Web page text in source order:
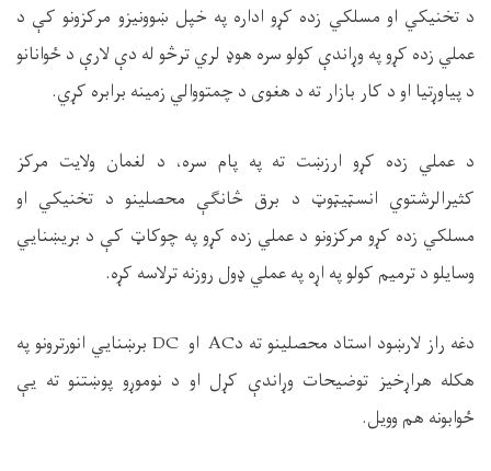
د تخنیکي او مسلکي زده کړو اداره په خپل ښوونیزو مرکزونو کې د
عملي زده کړو په وړاندې کولو سره هوډ لري ترڅو له دې لارې د ځوانانو
د پیاوړتیا او د کار بازار ته د هغوی د چمتووالي زمینه برابره کړي.
د عملي زده کړو ارزښت ته په پام سره، د لغمان ولایت مرکز
کثیرالرشتوي انسټيټوټ د برق څانګې محصلینو د تخنیکي او
مسلکي زده کړو مرکزونو د عملي زده کړو په چوکاټ کې د بريښنایي
وسایلو د ترمیم کولو په اړه په عملي ډول روزنه ترلاسه کړه.
دغه راز لارښود استاد محصلینو ته دACاوDC برښنايي انورترونو په
هکله هراړخیز توضیحات وړاندې کړل او د نوموړو پوښتنو ته یې
ځوابونه هم وویل.